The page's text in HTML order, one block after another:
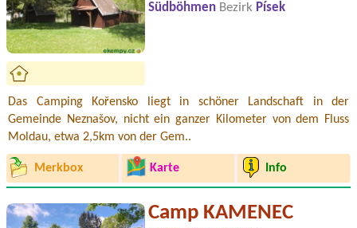
Südböhmen Bezirk Písek
Das Camping Kořensko liegt in schöner Landschaft in der
Gemeinde Neznašov, nicht ein ganzer Kilometer von dem Fluss
Moldau, etwa 2,5km von der Gem..
Merkbox Karte Info
Camp KAMENEC